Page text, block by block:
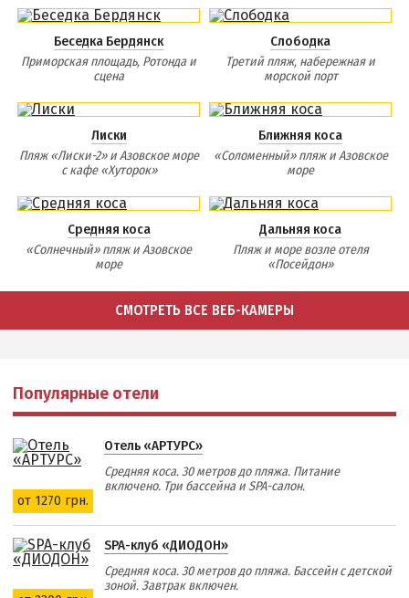
Беседка Бердянск
Приморская площадь, Ротонда и
сцена
Слободка
Третий пляж, набережная и
морской порт
Лиски
Пляж «Лиски-2» и Азовское море
с кафе «Хуторок»
Ближняя коса
«Соломенный» пляж и Азовское
море
Средняя коса
«Солнечный» пляж и Азовское
море
Дальняя коса
Пляж и море возле отеля
«Посейдон»
СМОТРЕТЬ ВСЕ ВЕБ-КАМЕРЫ
Популярные отели
от 1270 грн.
Отель «АРТУРС»
Средняя коса. 30 метров до пляжа. Питание
включено. Три бассейна и SPA-салон.
SPA-клуб «ДИОДОН»
Средняя коса. 30 метров до пляжа. Бассейн с детской
зоной. Завтрак включен.